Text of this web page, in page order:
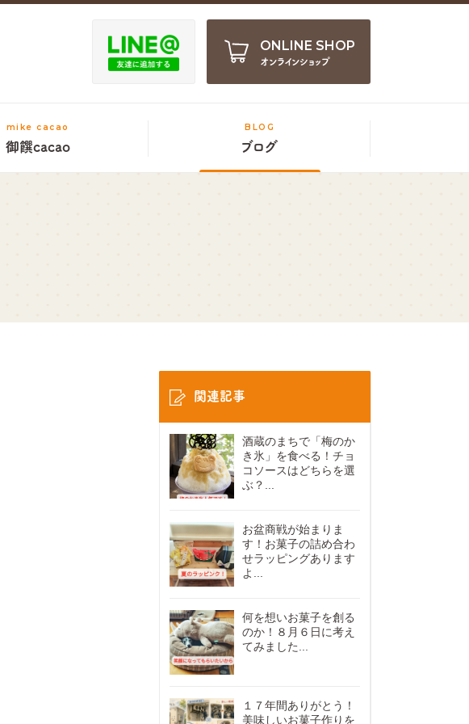
ONLINE SHOP
オンラインショップ
mike cacao
御饌cacao
BLOG
ブログ
関連記事
酒蔵のまちで「梅のか
き氷」を食べる！チョ
コソースはどちらを選
ぶ？...
お盆商戦が始まりま
す！お菓子の詰め合わ
せラッピングあります
よ...
何を想いお菓子を創る
のか！８月６日に考え
てみました...
１７年間ありがとう！
美味しいお菓子作りを